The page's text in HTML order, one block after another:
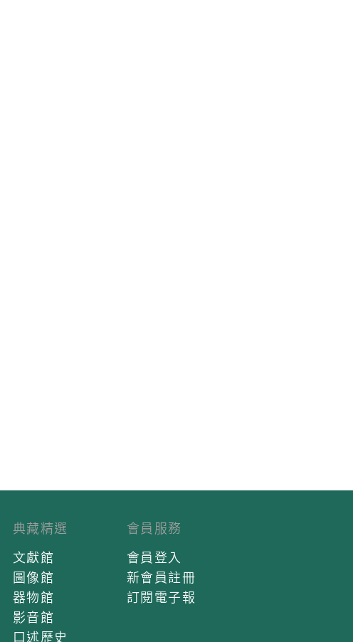
典藏精選
文獻館
圖像館
器物館
影音館
口述歷史
會員服務
會員登入
新會員註冊
訂閱電子報